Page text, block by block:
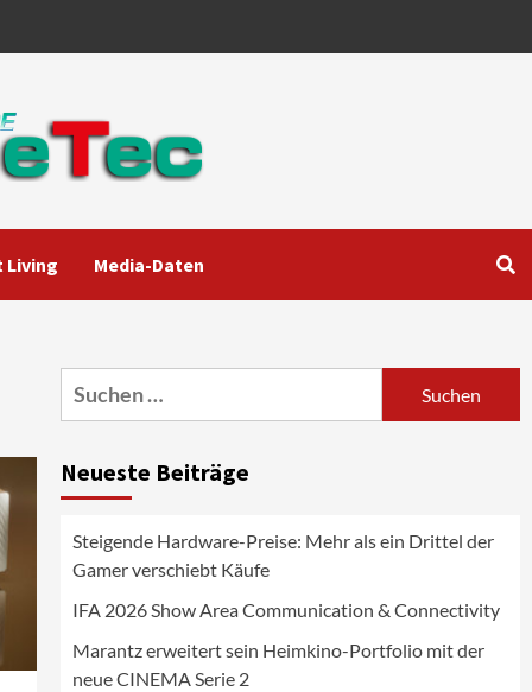
Living Media-Daten
Suchen
nach:
Neueste Beiträge
Steigende Hardware-Preise: Mehr als ein Drittel der
Gamer verschiebt Käufe
IFA 2026 Show Area Communication & Connectivity
Marantz erweitert sein Heimkino-Portfolio mit der
neue CINEMA Serie 2
Marantz erweitert sein
4
News aus dem Internet
55-Zoll Fernsehgeräte
5
Wirtschaft
NIQ kehrt zur IFA 2026 zurück
Branchendebatte
Aktuell